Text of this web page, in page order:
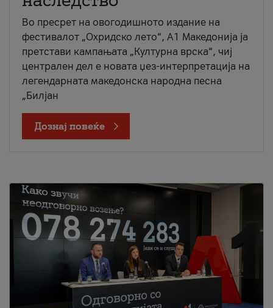
Во пресрет на овогодишното издание на
фестивалот „Охридско лето“, А1 Македонија ја
претстави кампањата „Културна врска“, чиј
централен дел е новата џез-интерпретација на
легендарната македонска народна песна
„Билјан
Дознај повеќе